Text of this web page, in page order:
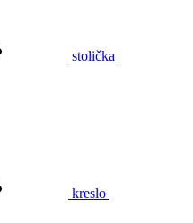
stolička
kreslo